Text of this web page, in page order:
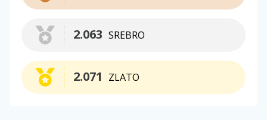
SREBRO
2.063
ZLATO
2.071